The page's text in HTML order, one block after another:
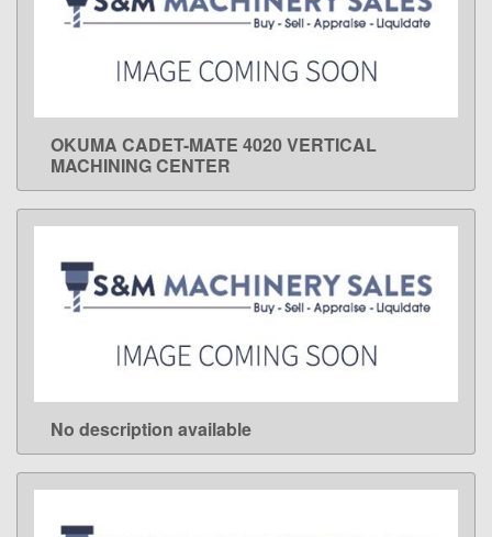
LEARN MORE
OKUMA CADET-MATE 4020 VERTICAL
MACHINING CENTER
LEARN MORE
No description available